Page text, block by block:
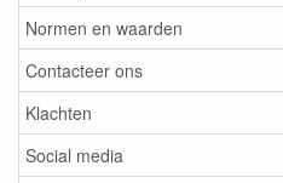
Normen en waarden
Contacteer ons
Klachten
Social media